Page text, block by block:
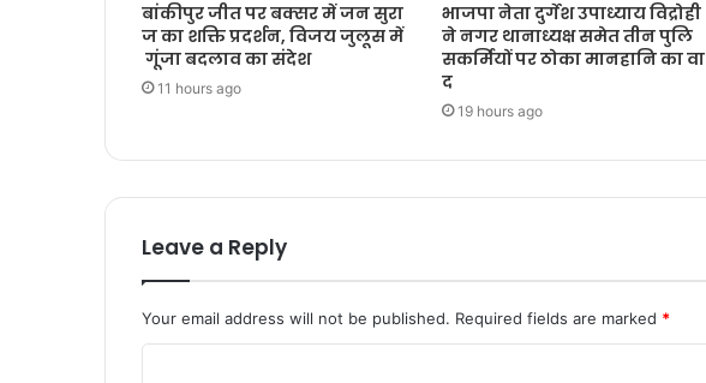
बांकीपुर जीत पर बक्सर में जन सुरा
ज का शक्ति प्रदर्शन, विजय जुलूस में
गूंजा बदलाव का संदेश
11 hours ago
भाजपा नेता दुर्गेश उपाध्याय विद्रोही
ने नगर थानाध्यक्ष समेत तीन पुलि
सकर्मियों पर ठोका मानहानि का वा
द
19 hours ago
Leave a Reply
Your email address will not be published. Required fields are marked *